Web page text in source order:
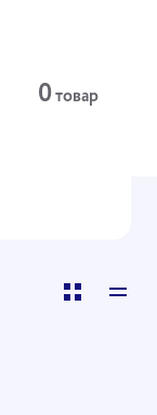
0товар